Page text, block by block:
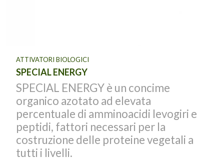
ATTIVATORI BIOLOGICI
SPECIAL ENERGY
SPECIAL ENERGY è un concime
organico azotato ad elevata
percentuale di amminoacidi levogiri e
peptidi, fattori necessari per la
costruzione delle proteine vegetali a
tutti i livelli.